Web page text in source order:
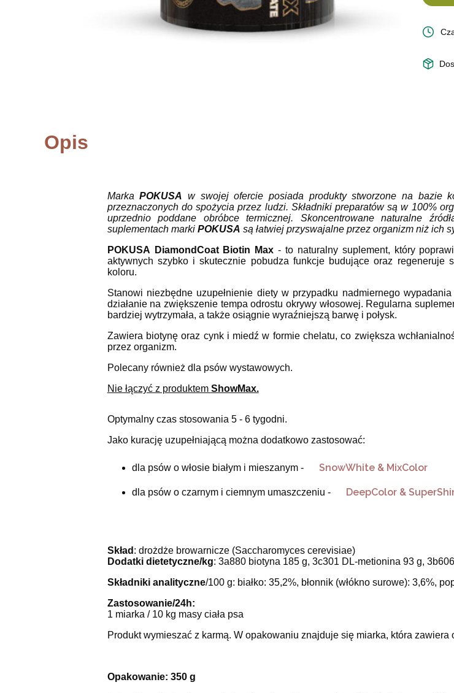
Opis
MarkaPOKUSAw swojej ofercie posiada produkty stworzone na bazie
przeznaczonych do spożycia przez ludzi. Składniki preparatów są w 100%
uprzednio poddane obróbce termicznej. Skoncentrowane naturalne
suplementach marki POKUSA są łatwiej przyswajalne przez organizm niż ich
POKUSA
DiamondCoat Biotin Max- to naturalny suplement, który
aktywnych szybko i skutecznie pobudza funkcje budujące oraz regeneruje
koloru.
Stanowi niezbędne uzupełnienie diety w przypadku nadmiernego
działanie na zwiększenie tempa odrostu okrywy włosowej. Regularna
bardziej wytrzymała, a także osiągnie wyraźniejszą barwę i połysk.
Zawiera biotynę oraz cynk i miedź w formie chelatu, co zwiększa
przez organizm.
Polecany również dla psów wystawowych.
Nie łączyć z produktem ShowMax.
Optymalny czas stosowania 5 - 6 tygodni.
Jako kurację uzupełniającą można dodatkowo zastosować:
dla psów o włosie białym i mieszanym - SnowWhite & MixColor
dla psów o czarnym i ciemnym umaszczeniu - DeepColor &
Skład : drożdże browarnicze (Saccharomyces cerevisiae)
Dodatki dietetyczne/kg: 3a880 biotyna 185 g, 3c301 DL-metionina 93 g,
Składniki analityczne/100 g: białko: 35,2%, błonnik (włókno surowe): 3,6%,
Zastosowanie/24h:
1 miarka / 10 kg masy ciała psa
Produkt wymieszać z karmą. W opakowaniu znajduje się miarka, która zawiera
Opakowanie: 350 g